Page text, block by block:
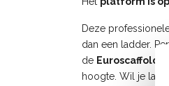
Deze
dan een ladder.
de Euroscaffold
hoogte. Wil je